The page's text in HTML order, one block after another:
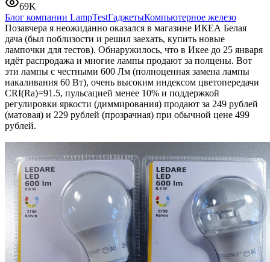
69K
Блог компании LampTestГаджетыКомпьютерное железо
Позавчера я неожиданно оказался в магазине ИКЕА Белая
дача (был поблизости и решил заехать, купить новые
лампочки для тестов). Обнаружилось, что в Икее до 25 января
идёт распродажа и многие лампы продают за полцены. Вот
эти лампы с честными 600 Лм (полноценная замена лампы
накаливания 60 Вт), очень высоким индексом цветопередачи
CRI(Ra)=91.5, пульсацией менее 10% и поддержкой
регулировки яркости (диммирования) продают за 249 рублей
(матовая) и 229 рублей (прозрачная) при обычной цене 499
рублей.